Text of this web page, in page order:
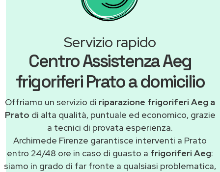
Servizio rapido
Centro Assistenza Aeg
frigoriferi Prato a domicilio
Offriamo un servizio di riparazione frigoriferi Aeg a
Prato di alta qualità, puntuale ed economico, grazie
a tecnici di provata esperienza.
Archimede Firenze garantisce interventi a Prato
entro 24/48 ore in caso di guasto a frigoriferi Aeg:
siamo in grado di far fronte a qualsiasi problematica,